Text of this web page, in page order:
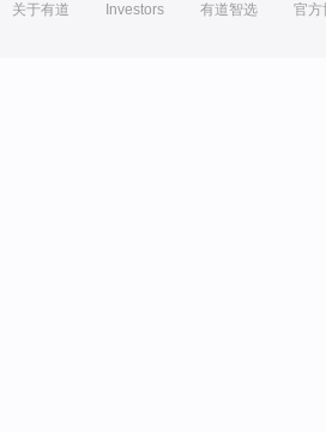
关于有道 Investors 有道智选 官方